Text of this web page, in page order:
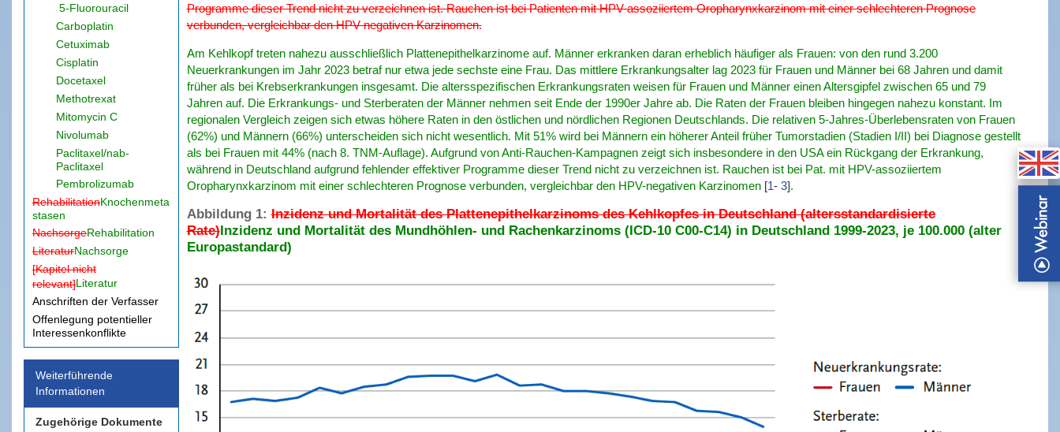
5-Fluorouracil
Carboplatin
Cetuximab
Cisplatin
Docetaxel
Methotrexat
Mitomycin C
Nivolumab
Paclitaxel/nab-
Paclitaxel
Pembrolizumab
RehabilitationKnochenmeta
stasen
NachsorgeRehabilitation
LiteraturNachsorge
[Kapitel nicht
relevant]Literatur
Anschriften der Verfasser
Offenlegung potentieller
Interessenkonflikte
Weiterführende
Informationen
Zugehörige Dokumente
Programme dieser Trend nicht zu verzeichnen ist. Rauchen ist bei Patienten mit HPV-assoziiertem Oropharynxkarzinom mit einer schlechteren Prognose
verbunden, vergleichbar den HPV negativen Karzinomen.
Am Kehlkopf treten nahezu ausschließlich Plattenepithelkarzinome auf. Männer erkranken daran erheblich häufiger als Frauen: von den rund 3.200
Neuerkrankungen im Jahr 2023 betraf nur etwa jede sechste eine Frau. Das mittlere Erkrankungsalter lag 2023 für Frauen und Männer bei 68 Jahren und damit
früher als bei Krebserkrankungen insgesamt. Die altersspezifischen Erkrankungsraten weisen für Frauen und Männer einen Altersgipfel zwischen 65 und 79
Jahren auf. Die Erkrankungs- und Sterberaten der Männer nehmen seit Ende der 1990er Jahre ab. Die Raten der Frauen bleiben hingegen nahezu konstant. Im
regionalen Vergleich zeigen sich etwas höhere Raten in den östlichen und nördlichen Regionen Deutschlands. Die relativen 5-Jahres-Überlebensraten von Frauen
(62%) und Männern (66%) unterscheiden sich nicht wesentlich. Mit 51% wird bei Männern ein höherer Anteil früher Tumorstadien (Stadien I/II) bei Diagnose gestellt
als bei Frauen mit 44% (nach 8. TNM-Auflage). Aufgrund von Anti-Rauchen-Kampagnen zeigt sich insbesondere in den USA ein Rückgang der Erkrankung,
während in Deutschland aufgrund fehlender effektiver Programme dieser Trend nicht zu verzeichnen ist. Rauchen ist bei Pat. mit HPV-assoziiertem
Oropharynxkarzinom mit einer schlechteren Prognose verbunden, vergleichbar den HPV-negativen Karzinomen [1- 3].
Abbildung 1:Inzidenz und Mortalität des Plattenepithelkarzinoms des Kehlkopfes in Deutschland (altersstandardisierte
Rate)Inzidenz und Mortalität des Mundhöhlen- und Rachenkarzinoms (ICD-10 C00-C14) in Deutschland 1999-2023, je 100.000 (alter
Europastandard)